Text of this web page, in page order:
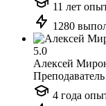
11 лет
1280
5.0
Алексей
4 года